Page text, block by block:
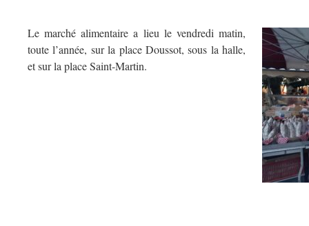
Le marché alimentaire a lieu le vendredi matin,
toute l’année, sur la place Doussot, sous la halle,
et sur la place Saint-Martin.